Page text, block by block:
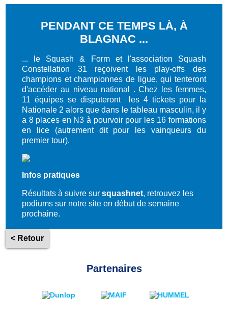
PENDANT CE TEMPS LÀ, À
BLAGNAC ...
... le Squash & Form et l'association Squash
Constellation 31 reçoivent les play-offs des
champions et championnes de ligue, qui tenteront
d'accéder au niveau national . Chez les femmes,
11 équipes se disputeront les 4 tickets pour la
Nationale 2 alors que dans le tableau masculin, il y
a 8 places en N3 à pourvoir pour les 16 formations
en lice (autrement dit pour les vainqueurs du
premier tour).
Infos pratiques
Résultats à suivre sursquashnet, retrouvez les
podiums sur notre site en début de semaine
prochaine.
< Retour
Partenaires